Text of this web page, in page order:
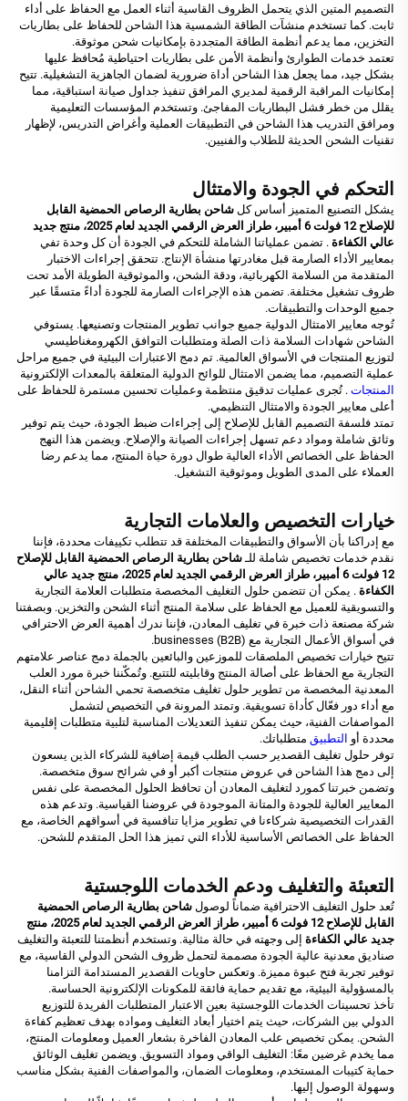
التصميم المتين الذي يتحمل الظروف القاسية أثناء العمل مع الحفاظ على أداء
ثابت. كما تستخدم منشآت الطاقة الشمسية هذا الشاحن للحفاظ على بطاريات
التخزين، مما يدعم أنظمة الطاقة المتجددة بإمكانيات شحن موثوقة.
تعتمد خدمات الطوارئ وأنظمة الأمن على بطاريات احتياطية مُحافظ عليها
بشكل جيد، مما يجعل هذا الشاحن أداة ضرورية لضمان الجاهزية التشغيلية. تتيح
إمكانيات المراقبة الرقمية لمديري المرافق تنفيذ جداول صيانة استباقية، مما
يقلل من خطر فشل البطاريات المفاجئ. وتستخدم المؤسسات التعليمية
ومرافق التدريب هذا الشاحن في التطبيقات العملية وأغراض التدريس، لإظهار
تقنيات الشحن الحديثة للطلاب والفنيين.
التحكم في الجودة والامتثال
يشكل التصنيع المتميز أساس كل شاحن بطارية الرصاص الحمضية القابل
للإصلاح 12 فولت 6 أمبير، طراز العرض الرقمي الجديد لعام 2025، منتج جديد
عالي الكفاءة . تضمن عملياتنا الشاملة للتحكم في الجودة أن كل وحدة تفي
بمعايير الأداء الصارمة قبل مغادرتها منشأة الإنتاج. تتحقق إجراءات الاختبار
المتقدمة من السلامة الكهربائية، ودقة الشحن، والموثوقية الطويلة الأمد تحت
ظروف تشغيل مختلفة. تضمن هذه الإجراءات الصارمة للجودة أداءً متسقًا عبر
جميع الوحدات والتطبيقات.
تُوجه معايير الامتثال الدولية جميع جوانب تطوير المنتجات وتصنيعها. يستوفي
الشاحن شهادات السلامة ذات الصلة ومتطلبات التوافق الكهرومغناطيسي
لتوزيع المنتجات في الأسواق العالمية. تم دمج الاعتبارات البيئية في جميع مراحل
عملية التصميم، مما يضمن الامتثال للوائح الدولية المتعلقة بالمعدات الإلكترونية
المنتجات . تُجرى عمليات تدقيق منتظمة وعمليات تحسين مستمرة للحفاظ على
أعلى معايير الجودة والامتثال التنظيمي.
تمتد فلسفة التصميم القابل للإصلاح إلى إجراءات ضبط الجودة، حيث يتم توفير
وثائق شاملة ومواد دعم تسهل إجراءات الصيانة والإصلاح. ويضمن هذا النهج
الحفاظ على الخصائص الأداء العالية طوال دورة حياة المنتج، مما يدعم رضا
العملاء على المدى الطويل وموثوقية التشغيل.
خيارات التخصيص والعلامات التجارية
مع إدراكنا بأن الأسواق والتطبيقات المختلفة قد تتطلب تكييفات محددة، فإننا
نقدم خدمات تخصيص شاملة للـ شاحن بطارية الرصاص الحمضية القابل للإصلاح
12 فولت 6 أمبير، طراز العرض الرقمي الجديد لعام 2025، منتج جديد عالي
الكفاءة . يمكن أن تتضمن حلول التغليف المخصصة متطلبات العلامة التجارية
والتسويقية للعميل مع الحفاظ على سلامة المنتج أثناء الشحن والتخزين. وبصفتنا
شركة مصنعة ذات خبرة في تغليف المعادن، فإننا ندرك أهمية العرض الاحترافي
في أسواق الأعمال التجارية مع businesses (B2B).
تتيح خيارات تخصيص الملصقات للموزعين والبائعين بالجملة دمج عناصر علامتهم
التجارية مع الحفاظ على أصالة المنتج وقابليته للتتبع. وتُمكّننا خبرة مورد العلب
المعدنية المخصصة من تطوير حلول تغليف متخصصة تحمي الشاحن أثناء النقل،
مع أداء دور فعّال كأداة تسويقية. وتمتد المرونة في التخصيص لتشمل
المواصفات الفنية، حيث يمكن تنفيذ التعديلات المناسبة لتلبية متطلبات إقليمية
محددة أو التطبيق متطلباتك.
توفر حلول تغليف القصدير حسب الطلب قيمة إضافية للشركاء الذين يسعون
إلى دمج هذا الشاحن في عروض منتجات أكبر أو في شرائح سوق متخصصة.
وتضمن خبرتنا كمورد لتغليف المعادن أن تحافظ الحلول المخصصة على نفس
المعايير العالية للجودة والمتانة الموجودة في عروضنا القياسية. وتدعم هذه
القدرات التخصيصية شركاءنا في تطوير مزايا تنافسية في أسواقهم الخاصة، مع
الحفاظ على الخصائص الأساسية للأداء التي تميز هذا الحل المتقدم للشحن.
التعبئة والتغليف ودعم الخدمات اللوجستية
تُعد حلول التغليف الاحترافية ضماناً لوصول شاحن بطارية الرصاص الحمضية
القابل للإصلاح 12 فولت 6 أمبير، طراز العرض الرقمي الجديد لعام 2025، منتج
جديد عالي الكفاءة إلى وجهته في حالة مثالية. وتستخدم أنظمتنا للتعبئة والتغليف
صناديق معدنية عالية الجودة مصممة لتحمل ظروف الشحن الدولي القاسية، مع
توفير تجربة فتح عبوة مميزة. وتعكس حاويات القصدير المستدامة التزامنا
بالمسؤولية البيئية، مع تقديم حماية فائقة للمكونات الإلكترونية الحساسة.
تأخذ تحسينات الخدمات اللوجستية بعين الاعتبار المتطلبات الفريدة للتوزيع
الدولي بين الشركات، حيث يتم اختيار أبعاد التغليف ومواده بهدف تعظيم كفاءة
الشحن. يمكن تخصيص علب المعادن الفاخرة بشعار العميل ومعلومات المنتج،
مما يخدم غرضين معًا: التغليف الواقي ومواد التسويق. ويضمن تغليف الوثائق
حماية كتيبات المستخدم، ومعلومات الضمان، والمواصفات الفنية بشكل مناسب
وسهولة الوصول إليها.